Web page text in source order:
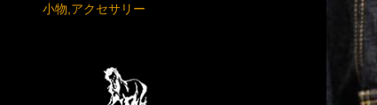
小物,アクセサリー